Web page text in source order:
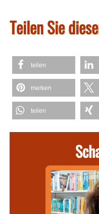
Teilen Sie
teilen
merken
teilen